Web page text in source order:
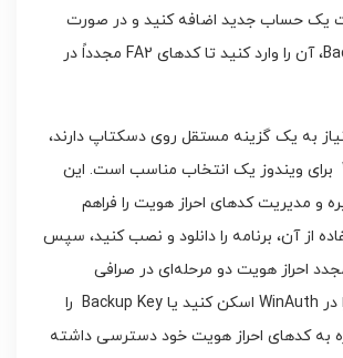
یک حساب جدید اضافه کنید و در صورت
داشتن Backup Key، آن را وارد کنید تا کدهای FA2 مجدداً در
نیاز به یک گزینه مستقل روی دسکتاپ دارند،
نرم‌افزار WinAuth برای ویندوز یک انتخاب مناسب است. این
و مدیریت کدهای احراز هویت را فراهم
از آن، برنامه را دانلود و نصب کنید، سپس
احراز هویت دو مرحله‌ای در صرافی
Toobit، کد QR را در WinAuth اسکن کنید یا Backup Key را
به کدهای احراز هویت خود دسترسی داشته